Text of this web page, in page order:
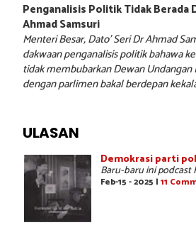
Penganalisis Politik Tidak Berada
Ahmad Samsuri
Menteri Besar, Dato’ Seri Dr Ahmad
dakwaan penganalisis politik bahawa
tidak membubarkan Dewan
dengan parlimen bakal berdepan
ULASAN
Demokrasi parti
Baru-baru ini podcast
Feb-15 - 2025 | 11